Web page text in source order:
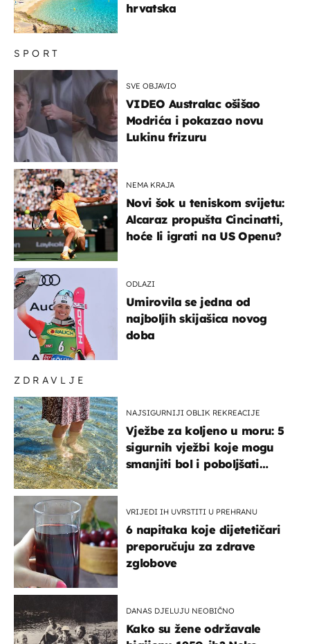
ZDRAVLJE
NAJSIGURNIJI OBLIK REKREACIJE
Vježbe za koljeno u moru: 5
sigurnih vježbi koje mogu
smanjiti bol i poboljšati
VRIJEDI IH UVRSTITI U PREHRANU
6 napitaka koje dijetetičari
preporučuju za zdrave
zglobove
DANAS DJELUJU NEOBIČNO
Kako su žene održavale
SPORT
SVE OBJAVIO
VIDEO Australac ošišao
Modrića i pokazao novu
Lukinu frizuru
NEMA KRAJA
Novi šok u teniskom svijetu:
Alcaraz propušta Cincinatti,
hoće li igrati na US Openu?
ODLAZI
Umirovila se jedna od
najboljih skijašica novog
doba
hrvatska